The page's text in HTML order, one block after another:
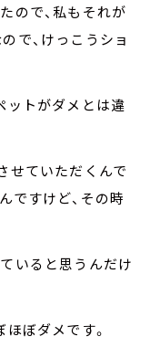
ので、私もそれが
で、けっこうショ
ットがダメとは違
せていただくんで
ですけど、その時
いると思うんだけ
ぼダメです。